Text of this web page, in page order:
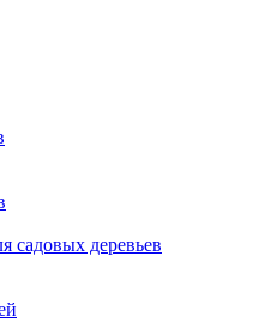
садовых деревьев